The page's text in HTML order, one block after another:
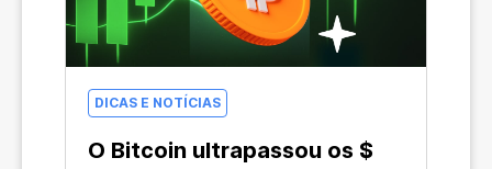
DICAS E NOTÍCIAS
O Bitcoin ultrapassou os $